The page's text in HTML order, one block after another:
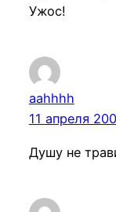
Ужос!
aahhhh
11 апреля
Душу не